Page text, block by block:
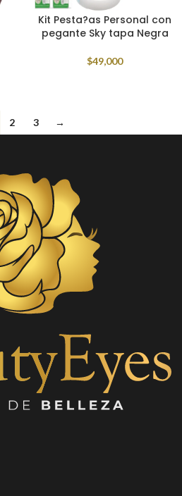
Kit Pesta?as Personal con
pegante Sky tapa Negra
$49,000
2 3 →